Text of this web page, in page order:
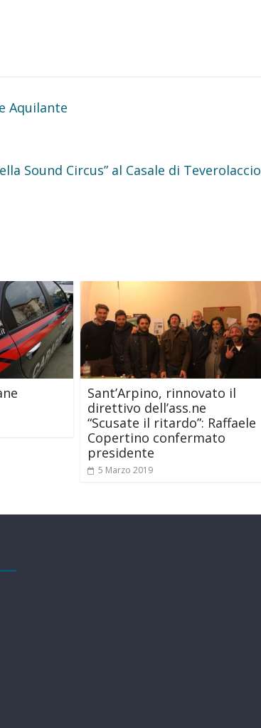
Aquilante
Sound Circus” al Casale di Teverolaccio
Sant’Arpino, rinnovato il
direttivo dell’ass.ne
“Scusate il ritardo”: Raffaele
Copertino confermato
presidente
5 Marzo 2019